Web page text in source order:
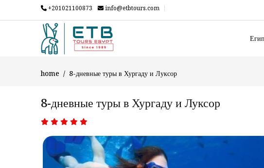
+201021100873 info@etbtours.com
home 8-дневные туры в Хургаду и Луксор
8-дневные туры в Хургаду и Луксор